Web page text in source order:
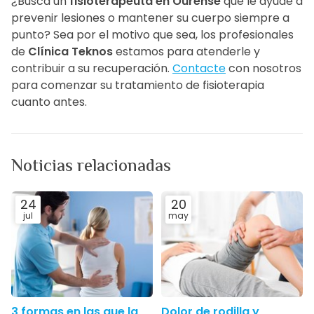
prevenir lesiones o mantener su cuerpo siempre a
punto? Sea por el motivo que sea, los profesionales
de Clínica Teknosestamos para atenderle y
contribuir a su recuperación. Contactecon nosotros
para comenzar su tratamiento de fisioterapia
cuanto antes.
Noticias relacionadas
24
jul
20
may